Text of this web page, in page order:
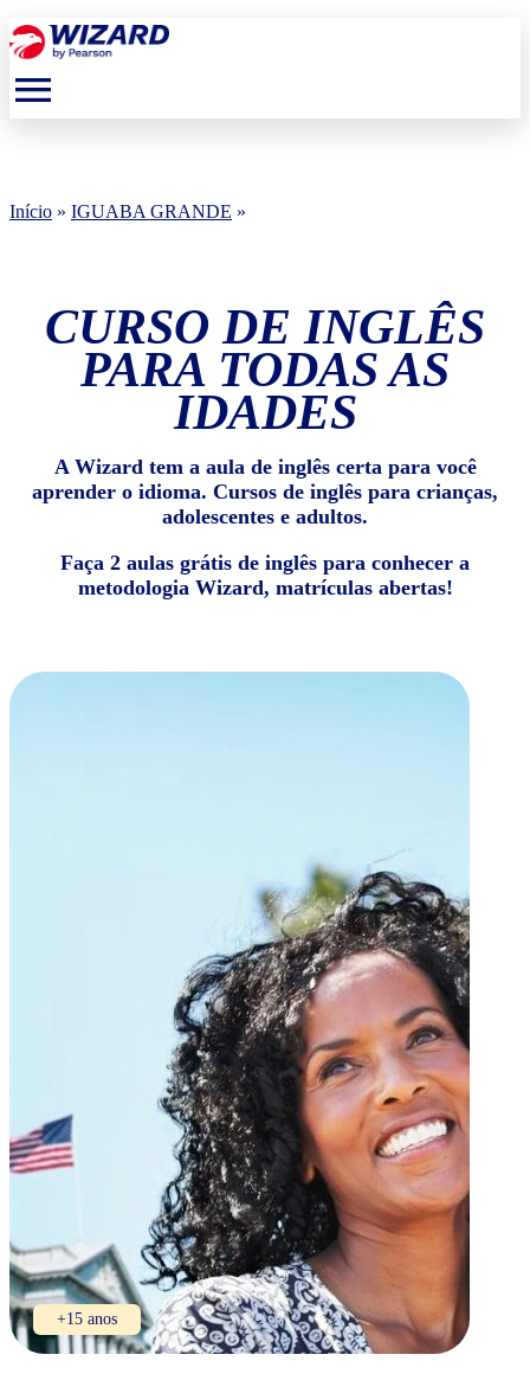
menu
Início » IGUABA GRANDE »
CURSO DE INGLÊS
PARA TODAS AS
IDADES
A Wizard tem a aula de inglês certa para você
aprender o idioma. Cursos de inglês para crianças,
adolescentes e adultos.
Faça 2 aulas grátis de inglês para conhecer a
metodologia Wizard, matrículas abertas!
+15 anos